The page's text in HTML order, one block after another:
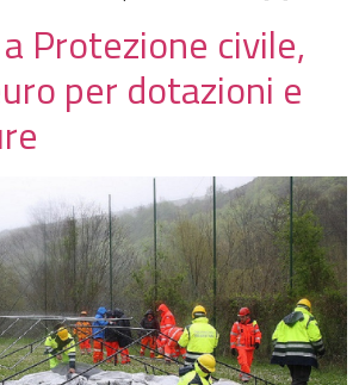
Protezione civile,
per dotazioni e